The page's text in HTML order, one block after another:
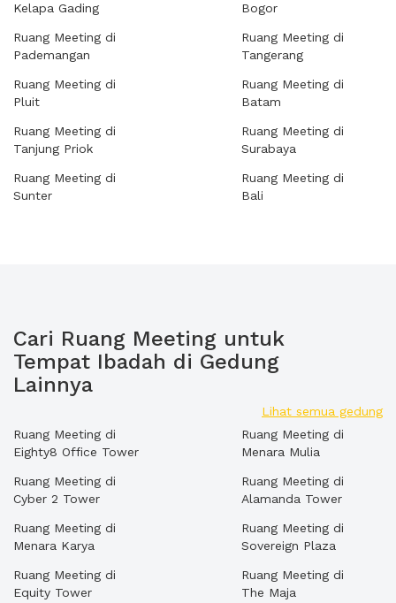
Kelapa Gading
Ruang Meeting di
Pademangan
Ruang Meeting di
Pluit
Ruang Meeting di
Tanjung Priok
Ruang Meeting di
Sunter
Bogor
Ruang Meeting di
Tangerang
Ruang Meeting di
Batam
Ruang Meeting di
Surabaya
Ruang Meeting di
Bali
Cari Ruang Meeting untuk
Tempat Ibadah di Gedung
Lainnya
Lihat semua gedung
Ruang Meeting di
Eighty8 Office Tower
Ruang Meeting di
Cyber 2 Tower
Ruang Meeting di
Menara Karya
Ruang Meeting di
Equity Tower
Ruang Meeting di
Menara Mulia
Ruang Meeting di
Alamanda Tower
Ruang Meeting di
Sovereign Plaza
Ruang Meeting di
The Maja